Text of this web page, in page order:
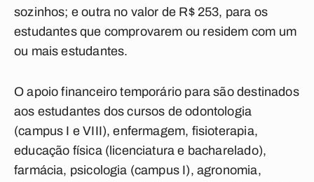
sozinhos; e outra no valor de R$ 253, para os
estudantes que comprovarem ou residem com um
ou mais estudantes.
O apoio financeiro temporário para são destinados
aos estudantes dos cursos de odontologia
(campus I e VIII), enfermagem, fisioterapia,
educação física (licenciatura e bacharelado),
farmácia, psicologia (campus I), agronomia,